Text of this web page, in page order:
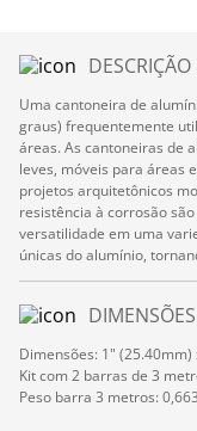
Uma cantoneira de
graus) frequentemente
áreas. As cantoneiras de
leves, móveis para áreas
projetos arquitetônicos
resistência à corrosão
versatilidade em uma
únicas do alumínio,
Dimensões: 1"
Kit com 2 barras de 3
Peso barra 3 metros: